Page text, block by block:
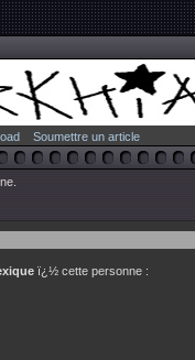
Soumettre un article
ï¿½ cette personne :